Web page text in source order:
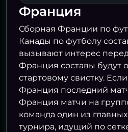
ИСПАНИЯ
АВСТРИЯ
ПОРТУГАЛИЯ
ХОРВАТИЯ
03.07 06:00
Франция
Сборная Франции по
Канады по футболу
вызывают интерес
Франция составы будут
стартовому свистку.
Франция последний
Франция матчи на
команда один из
турнира, идущий по